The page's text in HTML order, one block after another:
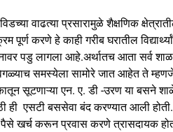
वाढत्या प्रसारामुळे शैक्षणिक
पूर्ण करणे हे काही गरीब घरातील
पडु लागला आहे.अर्थातच आता सर्व
समस्येला सामोरे जात आहेत ते
सूटणाऱ्या एन. ए. डी -उरण या बसने
ही एसटी बससेवा बंद करण्यात आली
पैसे खर्च करून प्रवास करणे त्रासदायक